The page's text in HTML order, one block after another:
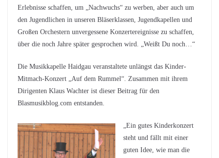
Erlebnisse schaffen, um „Nachwuchs“ zu werben, aber auch um
den Jugendlichen in unseren Bläserklassen, Jugendkapellen und
Großen Orchestern unvergessene Konzertereignisse zu schaffen,
über die noch Jahre später gesprochen wird. „Weißt Du noch…“
Die Musikkapelle Haidgau veranstaltete unlängst das Kinder-
Mitmach-Konzert „Auf dem Rummel“. Zusammen mit ihrem
Dirigenten Klaus Wachter ist dieser Beitrag für den
Blasmusikblog.com entstanden.
„Ein gutes Kinderkonzert
steht und fällt mit einer
guten Idee, wie man die